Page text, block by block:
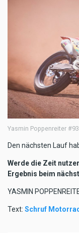
Yasmin Poppenreiter
Den nächsten Lauf
Werde die Zeit
Ergebnis beim
YASMIN
Text: Schruf